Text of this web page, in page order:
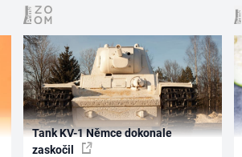
Tank KV-1 Němce dokonale
zaskočil